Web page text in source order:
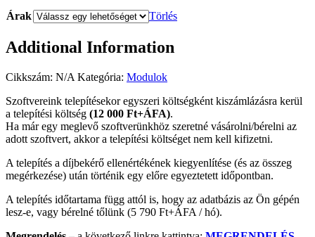
Árak Törlés
Additional Information
Cikkszám: N/A Kategória: Modulok
Szoftvereink telepítésekor egyszeri költségként kiszámlázásra kerül
a telepítési költség (12 000 Ft+ÁFA).
Ha már egy meglevő szoftverünkhöz szeretné vásárolni/bérelni az
adott szoftvert, akkor a telepítési költséget nem kell kifizetni.
A telepítés a díjbekérő ellenértékének kiegyenlítése (és az összeg
megérkezése) után történik egy előre egyeztetett időpontban.
A telepítés időtartama függ attól is, hogy az adatbázis az Ön gépén
lesz-e, vagy bérelné tőlünk (5 790 Ft+ÁFA / hó).